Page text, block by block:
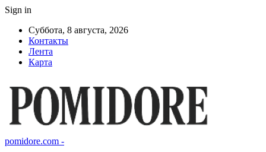
Sign in
Суббота, 8 августа, 2026
Контакты
Лента
Карта
pomidore.com -